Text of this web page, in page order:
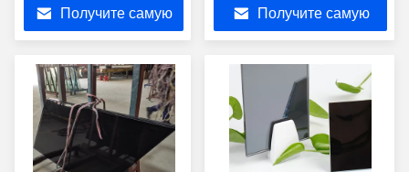
ограждений
Получите самую
Регулируемое
ограждение стекло
Получите самую